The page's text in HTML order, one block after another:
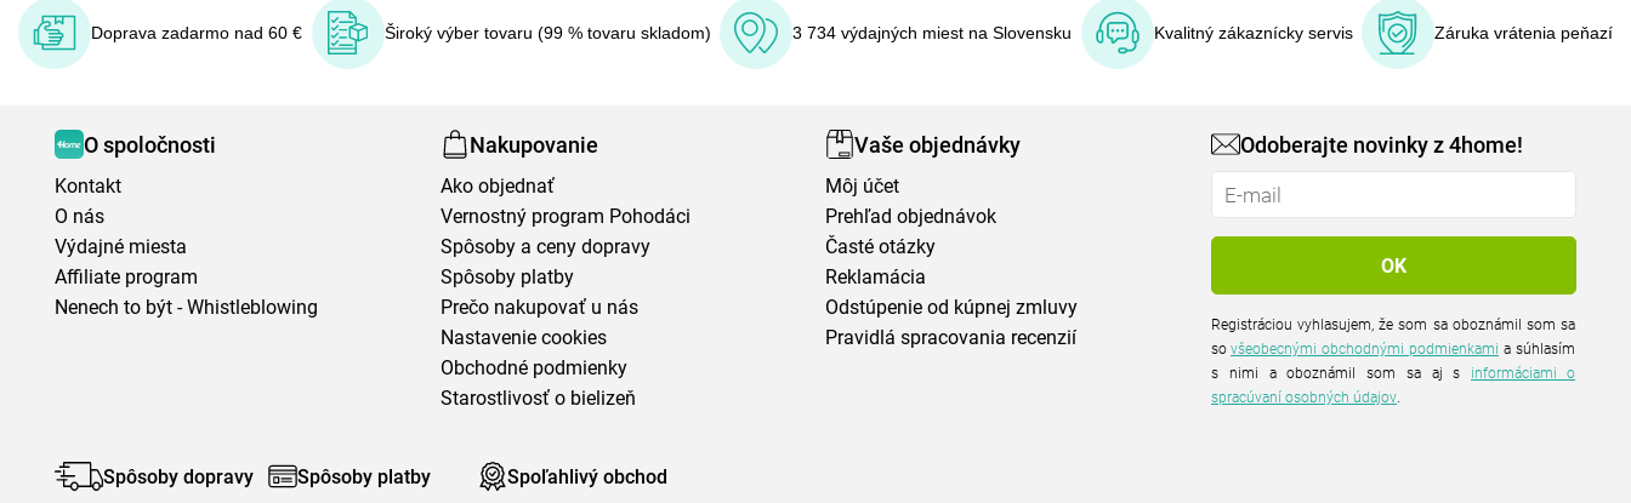
Doprava zadarmo nad 60 € Široký výber tovaru (99 % tovaru skladom) 3 734 výdajných miest na Slovensku Kvalitný zákaznícky servis Záruka vrátenia peňazí
O spoločnosti
Kontakt
O nás
Výdajné miesta
Affiliate program
Nenech to být - Whistleblowing
Nakupovanie
Ako objednať
Vernostný program Pohodáci
Spôsoby a ceny dopravy
Spôsoby platby
Prečo nakupovať u nás
Nastavenie cookies
Obchodné podmienky
Starostlivosť o bielizeň
Vaše objednávky
Môj účet
Prehľad objednávok
Časté otázky
Reklamácia
Odstúpenie od kúpnej zmluvy
Pravidlá spracovania recenzií
Odoberajte novinky z 4home!
Registráciou vyhlasujem, že som sa oboznámil som sa
sovšeobecnými obchodnými podmienkami a súhlasím
s nimi a oboznámil som sa aj s informáciami o
spracúvaní osobných údajov.
Spôsoby dopravy Spôsoby platby Spoľahlivý obchod